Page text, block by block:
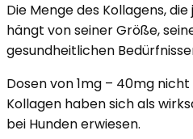
Die Menge des Kollagens,
hängt von seiner Größe,
gesundheitlichen
Dosen von 1mg – 40mg
Kollagen haben sich als
bei Hunden erwiesen.